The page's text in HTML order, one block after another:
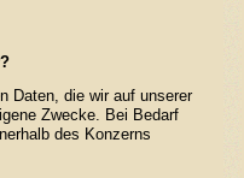
Daten, die wir auf unserer
Zwecke. Bei Bedarf
des Konzerns